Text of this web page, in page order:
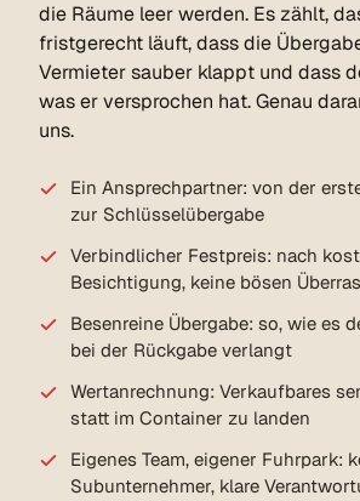
die Räume leer werden. Es zählt,
fristgerecht läuft, dass die
Vermieter sauber klappt und dass
was er versprochen hat. Genau
uns.
Ein Ansprechpartner: von der
zur Schlüsselübergabe
Verbindlicher Festpreis: nach
Besichtigung, keine bösen
Besenreine Übergabe: so, wie es
bei der Rückgabe verlangt
Wertanrechnung: Verkaufbares
statt im Container zu landen
Eigenes Team, eigener Fuhrpark:
Subunternehmer, klare